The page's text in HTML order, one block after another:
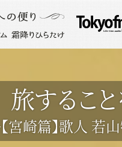
旅するこ
宮崎篇】歌人 若